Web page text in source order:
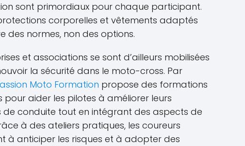
sont primordiaux pour chaque participant.
corporelles et vêtements adaptés
des normes, non des options.
et associations se sont d’ailleurs mobilisées
la sécurité dans le moto-cross. Par
Moto Formation propose des formations
pour aider les pilotes à améliorer leurs
de conduite tout en intégrant des aspects de
à des ateliers pratiques, les coureurs
à anticiper les risques et à adopter des